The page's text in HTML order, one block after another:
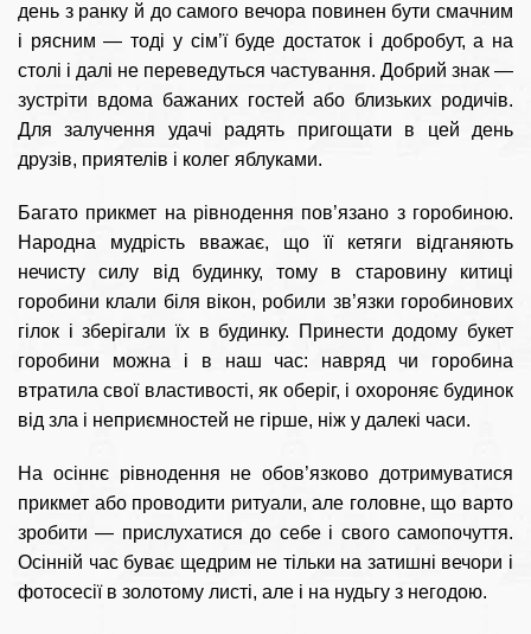
день з ранку й до самого вечора повинен бути смачним
і рясним — тоді у сім’ї буде достаток і добробут, а на
столі і далі не переведуться частування. Добрий знак —
зустріти вдома бажаних гостей або близьких родичів.
Для залучення удачі радять пригощати в цей день
друзів, приятелів і колег яблуками.
Багато прикмет на рівнодення пов’язано з горобиною.
Народна мудрість вважає, що її кетяги відганяють
нечисту силу від будинку, тому в старовину китиці
горобини клали біля вікон, робили зв’язки горобинових
гілок і зберігали їх в будинку. Принести додому букет
горобини можна і в наш час: навряд чи горобина
втратила свої властивості, як оберіг, і охороняє будинок
від зла і неприємностей не гірше, ніж у далекі часи.
На осіннє рівнодення не обов’язково дотримуватися
прикмет або проводити ритуали, але головне, що варто
зробити — прислухатися до себе і свого самопочуття.
Осінній час буває щедрим не тільки на затишні вечори і
фотосесії в золотому листі, але і на нудьгу з негодою.